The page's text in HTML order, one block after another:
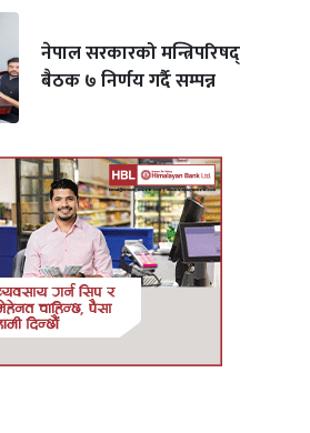
नेपाल सरकारको मन्त्रिपरिषद्
बैठक ७ निर्णय गर्दै सम्पन्न